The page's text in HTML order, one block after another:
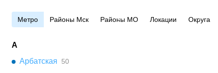
Метро Районы Мск Районы МО Локации Округа
А
Арбатская
50